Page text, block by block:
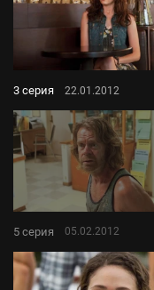
3 серия 22.01.2012
5 серия 05.02.2012